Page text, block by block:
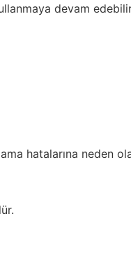
devam
hatalarına neden